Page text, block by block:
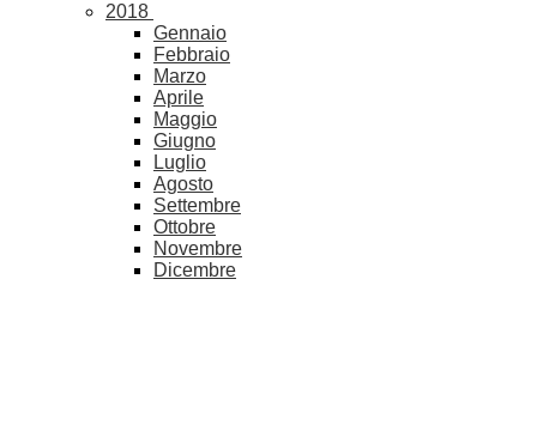
2018
Gennaio
Febbraio
Marzo
Aprile
Maggio
Giugno
Luglio
Agosto
Settembre
Ottobre
Novembre
Dicembre